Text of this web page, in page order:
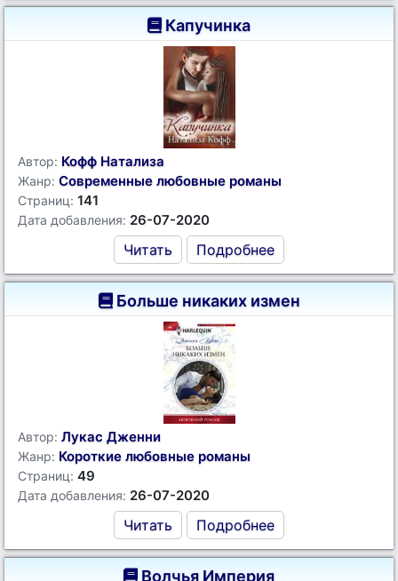
Капучинка
Автор: Кофф Натализа
Жанр: Современные любовные романы
Страниц: 141
Дата добавления: 26-07-2020
Читать Подробнее
Больше никаких измен
Автор: Лукас Дженни
Жанр: Короткие любовные романы
Страниц: 49
Дата добавления: 26-07-2020
Читать Подробнее
Волчья Империя